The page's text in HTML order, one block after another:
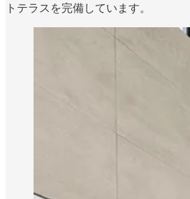
トテラスを完備しています。